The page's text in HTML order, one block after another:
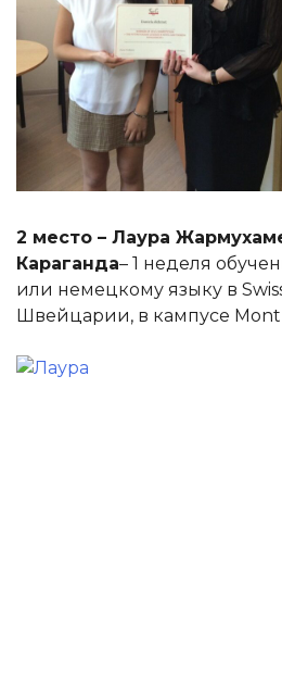
2 место – Лаура
Караганда– 1 неделя
или немецкому языку в
Швейцарии, в кампусе Mont